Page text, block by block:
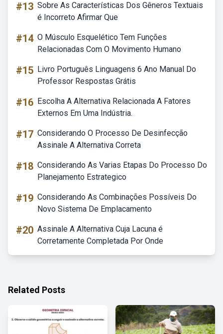
#13 Sobre As Características Dos Gêneros Textuais
é Incorreto Afirmar Que
#14 O Músculo Esquelético Tem Funções
Relacionadas Com O Movimento Humano
#15 Livro Português Linguagens 6 Ano Manual Do
Professor Respostas Grátis
#16 Escolha A Alternativa Relacionada A Fatores
Externos Em Uma Indústria.
#17 Considerando O Processo De Desinfecção
Assinale A Alternativa Correta
#18 Considerando As Varias Etapas Do Processo Do
Planejamento Estrategico
#19 Considerando As Combinações Possíveis Do
Novo Sistema De Emplacamento
#20 Assinale A Alternativa Cuja Lacuna é
Corretamente Completada Por Onde
Related Posts